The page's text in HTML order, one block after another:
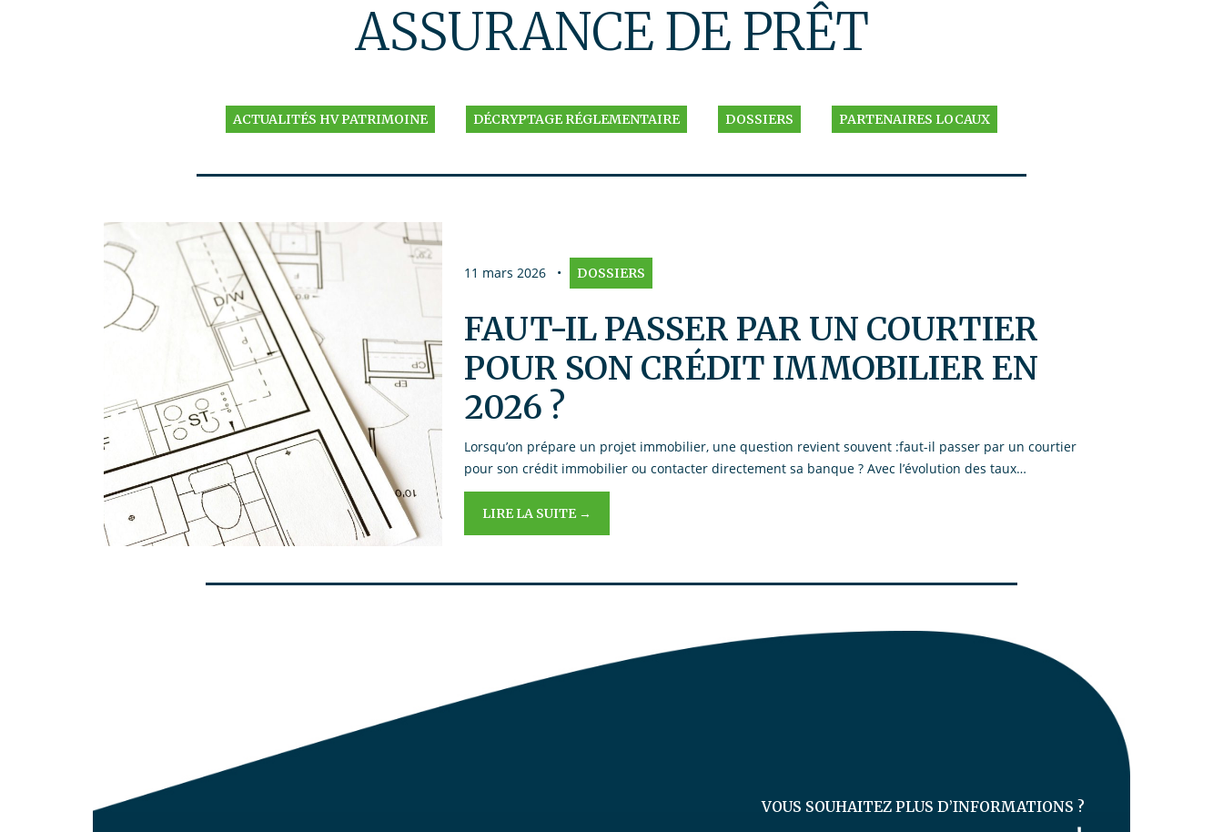
ASSURANCE DE PRÊT
ACTUALITÉS HV PATRIMOINE DÉCRYPTAGE RÉGLEMENTAIRE DOSSIERS PARTENAIRES LOCAUX
11 mars 2026 • DOSSIERS
FAUT-IL PASSER PAR UN COURTIER
POUR SON CRÉDIT IMMOBILIER EN
2026 ?
Lorsqu’on prépare un projet immobilier, une question revient souvent :faut-il passer par un courtier
pour son crédit immobilier ou contacter directement sa banque ? Avec l’évolution des taux…
LIRE LA SUITE →
VOUS SOUHAITEZ PLUS D’INFORMATIONS ?